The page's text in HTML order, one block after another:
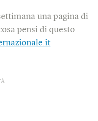
una pagina di
pensi di questo